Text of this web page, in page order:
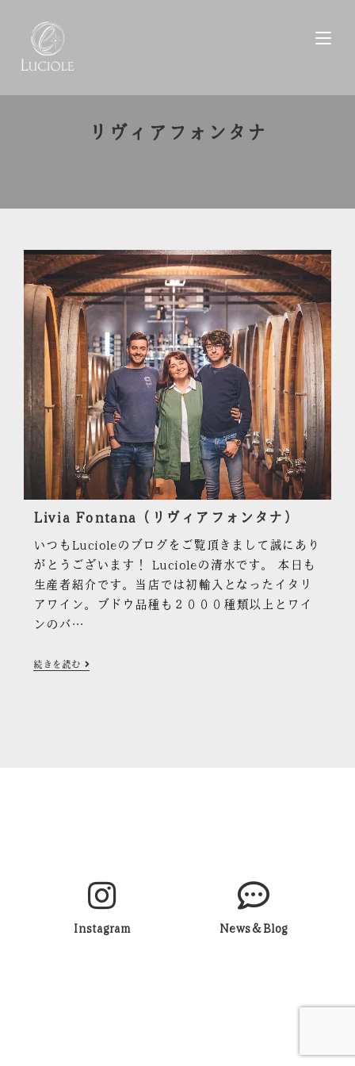
リヴィアフォンタナ
Livia Fontana（リヴィアフォンタナ）
いつもLucioleのブログをご覧頂きまして誠にあり
がとうございます！ Lucioleの清水です。 本日も
生産者紹介です。当店では初輸入となったイタリ
アワイン。ブドウ品種も２０００種類以上とワイ
ンのバ…
続きを読む
Instagram News＆Blog